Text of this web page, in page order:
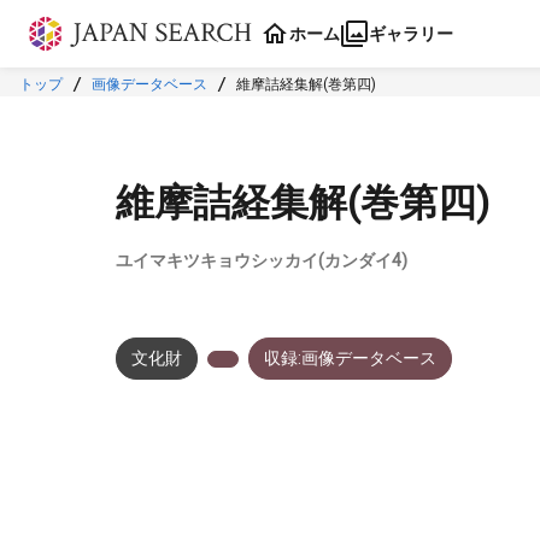
本文に飛ぶ
ホーム ギャラリー
トップ 画像データベース 維摩詰経集解(巻第四)
維摩詰経集解(巻第四)
ユイマキツキョウシッカイ(カンダイ4)
文化財 収録:画像データベース